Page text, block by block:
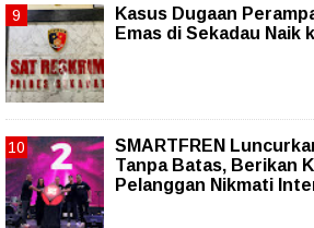
Kasus Dugaan
Emas di Sekadau Naik
SMARTFREN
Tanpa Batas, Berikan
Pelanggan Nikmati